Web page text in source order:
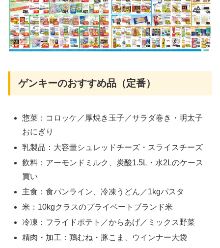
ゲンキーのおすすめ品（定番）
惣菜：コロッケ／厚焼き玉子／サラダ巻き・明太子
おにぎり
乳製品：大容量シュレッドチーズ・スライスチーズ
飲料：アーモンドミルク、炭酸1.5L・水2Lのケース
買い
主食：食パンライン、冷凍うどん／1kgパスタ
米：10kgクラスのプライベートブランド米
冷凍：フライドポテト／からあげ／ミックス野菜
精肉・加工：鶏むね・豚こま、ウインナー大袋